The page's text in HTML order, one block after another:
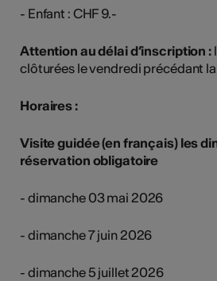
- Enfant : CHF 9.-
Attention au délai d’inscription :
clôturées le vendredi précédant
Horaires :
Visite guidée (en français) les
réservation obligatoire
- dimanche 03 mai 2026
- dimanche 7 juin 2026
- dimanche 5 juillet 2026